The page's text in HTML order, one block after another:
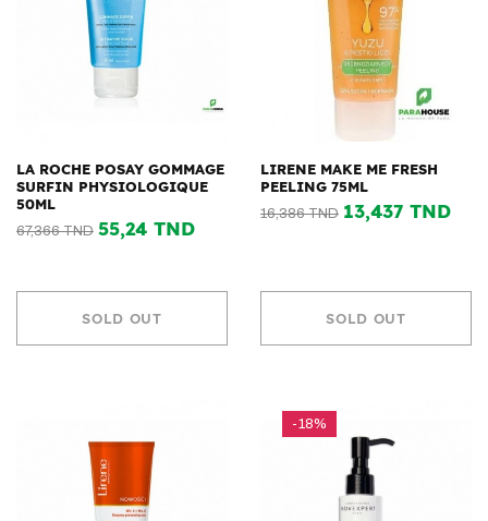
LA ROCHE POSAY GOMMAGE
SURFIN PHYSIOLOGIQUE
50ML
67,366 TND 55,24 TND
SOLD OUT
LIRENE MAKE ME FRESH
PEELING 75ML
16,386 TND 13,437 TND
SOLD OUT
-18%